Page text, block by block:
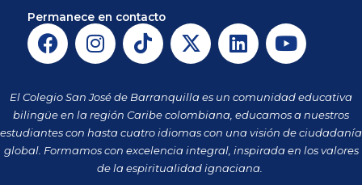
Permanece en contacto
F
a
e
b
o
o
I
n
t
a
g
r
a
T
i
t
o
k
X
-
w
i
t
t
e
L
i
k
e
d
i
n
Y
o
t
u
b
e
El Colegio San José de Barranquilla es un comunidad educativa
bilingüe en la región Caribe colombiana, educamos a nuestros
estudiantes con hasta cuatro idiomas con una visión de ciudadanía
global. Formamos con excelencia integral, inspirada en los valores
de la espiritualidad ignaciana.